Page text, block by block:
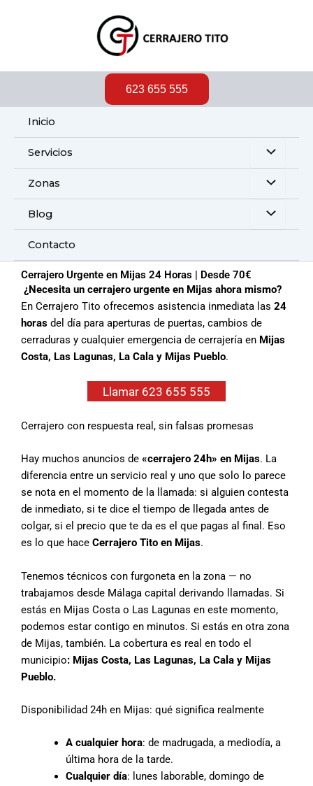
623 655 555
Inicio
Servicios
Zonas
Blog
Contacto
Cerrajero Urgente en Mijas 24 Horas | Desde 70€
¿Necesita un cerrajero urgente en Mijas ahora mismo?
En Cerrajero Tito ofrecemos asistencia inmediata las 24
horas del día para aperturas de puertas, cambios de
cerraduras y cualquier emergencia de cerrajería en Mijas
Costa, Las Lagunas, La Cala y Mijas Pueblo.
Llamar 623 655 555
Cerrajero con respuesta real, sin falsas promesas
Hay muchos anuncios de «cerrajero 24h» en Mijas. La
diferencia entre un servicio real y uno que solo lo parece
se nota en el momento de la llamada: si alguien contesta
de inmediato, si te dice el tiempo de llegada antes de
colgar, si el precio que te da es el que pagas al final. Eso
es lo que hace Cerrajero Tito en Mijas.
Tenemos técnicos con furgoneta en la zona — no
trabajamos desde Málaga capital derivando llamadas. Si
estás en Mijas Costa o Las Lagunas en este momento,
podemos estar contigo en minutos. Si estás en otra zona
de Mijas, también. La cobertura es real en todo el
municipio: Mijas Costa, Las Lagunas, La Cala y Mijas
Pueblo.
Disponibilidad 24h en Mijas: qué significa realmente
A cualquier hora: de madrugada, a mediodía, a
última hora de la tarde.
Cualquier día: lunes laborable, domingo de